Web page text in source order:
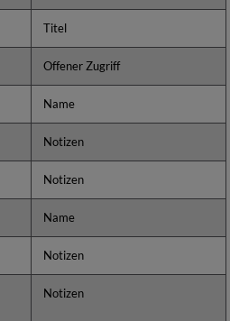
Titel
Offener Zugriff
Name
Notizen
Notizen
Name
Notizen
Notizen